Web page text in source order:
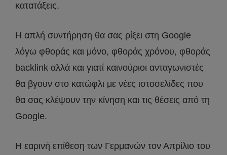
κατατάξεις.
Η απλή συντήρηση θα σας ρίξει στη Google
λόγω φθοράς και μόνο, φθοράς χρόνου, φθοράς
backlink αλλά και γιατί καινούριοι ανταγωνιστές
θα βγουν στο κατώφλι με νέες ιστοσελίδες που
θα σας κλέψουν την κίνηση και τις θέσεις από τη
Google.
Η εαρινή επίθεση των Γερμανών τον Απρίλιο του